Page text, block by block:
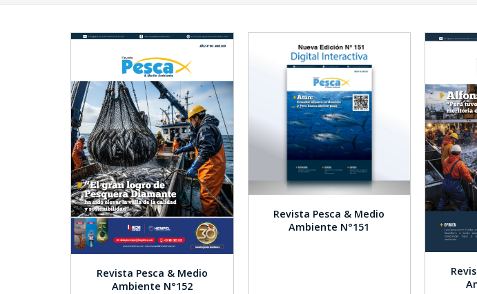
Revista Pesca & Medio
Ambiente N°152
Revista Pesca & Medio
Ambiente N°151